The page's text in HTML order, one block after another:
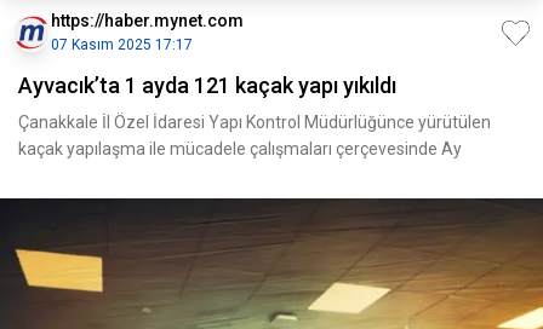
https://haber.mynet.com
07 Kasım 2025 17:17
Ayvacık’ta 1 ayda 121 kaçak yapı yıkıldı
Çanakkale İl Özel İdaresi Yapı Kontrol Müdürlüğünce yürütülen
kaçak yapılaşma ile mücadele çalışmaları çerçevesinde Ay